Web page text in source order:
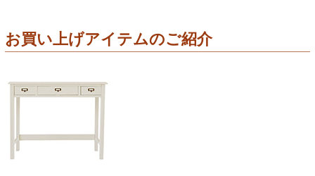
お買い上げアイテムのご紹介